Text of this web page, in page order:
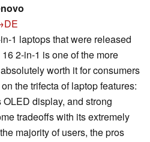
1 laptops that were released
2-in-1 is one of the more
worth it for consumers
the trifecta of laptop features:
display, and strong
tradeoffs with its extremely
majority of users, the pros